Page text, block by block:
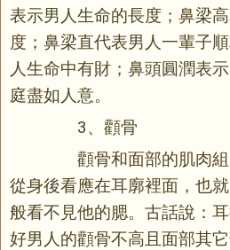
表示男人生命的長度；鼻梁
度；鼻梁直代表男人一輩子
人生命中有財；鼻頭圓潤表
庭盡如人意。
3、顴骨
顴骨和面部的肌肉組
從身後看應在耳廓裡面，也
般看不見他的腮。古話說：耳
好男人的顴骨不高且面部其